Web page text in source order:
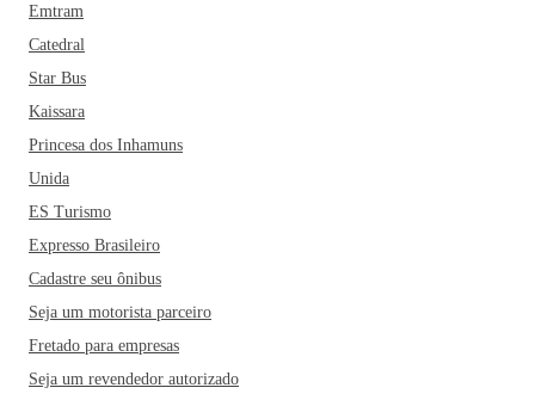
Emtram
Catedral
Star Bus
Kaissara
Princesa dos Inhamuns
Unida
ES Turismo
Expresso Brasileiro
Cadastre seu ônibus
Seja um motorista parceiro
Fretado para empresas
Seja um revendedor autorizado